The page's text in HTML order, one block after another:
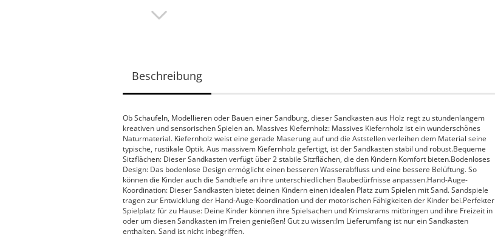
Beschreibung
Ob Schaufeln, Modellieren oder Bauen einer Sandburg, dieser Sandkasten aus Holz regt zu stundenlangem
kreativen und sensorischen Spielen an. Massives Kiefernholz: Massives Kiefernholz ist ein wunderschönes
Naturmaterial. Kiefernholz weist eine gerade Maserung auf und die Aststellen verleihen dem Material seine
typische, rustikale Optik. Aus massivem Kiefernholz gefertigt, ist der Sandkasten stabil und robust.Bequeme
Sitzflächen: Dieser Sandkasten verfügt über 2 stabile Sitzflächen, die den Kindern Komfort bieten.Bodenloses
Design: Das bodenlose Design ermöglicht einen besseren Wasserabfluss und eine bessere Belüftung. So
können die Kinder auch die Sandtiefe an ihre unterschiedlichen Baubedürfnisse anpassen.Hand-Auge-
Koordination: Dieser Sandkasten bietet deinen Kindern einen idealen Platz zum Spielen mit Sand. Sandspiele
tragen zur Entwicklung der Hand-Auge-Koordination und der motorischen Fähigkeiten der Kinder bei.Perfekter
Spielplatz für zu Hause: Deine Kinder können ihre Spielsachen und Krimskrams mitbringen und ihre Freizeit in
oder um diesen Sandkasten im Freien genießen! Gut zu wissen:Im Lieferumfang ist nur ein Sandkasten
enthalten. Sand ist nicht inbegriffen.